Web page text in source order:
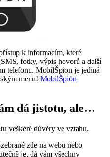
k informacím, které
fotky, výpis hovorů a další
telefonu. MobilŠpion je jediná
menu! MobilŠpión
dá jistotu, ale…
veškeré důvěry ve vztahu.
zde na webu nebo
je, dá vám všechny